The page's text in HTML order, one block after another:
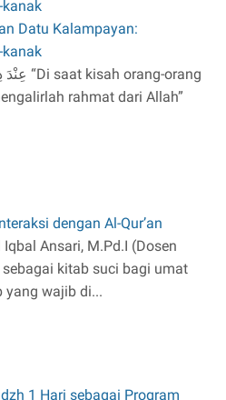
Datu Kalampayan:
rahmat dari Allah”
dengan Al-Qur’an
Ansari, M.Pd.I (Dosen
sebagai kitab suci bagi umat
yang wajib di...
1 Hari sebagai Program